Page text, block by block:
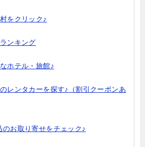
をクリック♪
ンキング
ホテル・旅館♪
レンタカーを探す♪（割引クーポンあ
のお取り寄せをチェック♪